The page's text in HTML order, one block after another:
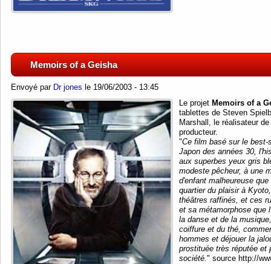
Memoirs of a Geisha
Envoyé par Dr jones le 19/06/2003 - 13:45
Le projet Memoirs of a
tablettes de Steven
Marshall, le réalisateur de
producteur.
"Ce film basé sur le best-
Japon des années 30,
aux superbes yeux gris
modeste pêcheur, à une
d'enfant malheureuse
quartier du plaisir à
théâtres raffinés, et ces
et sa métamorphose que
la danse et de la
coiffure et du thé,
hommes et déjouer la
prostituée très réputée et
société." source http://